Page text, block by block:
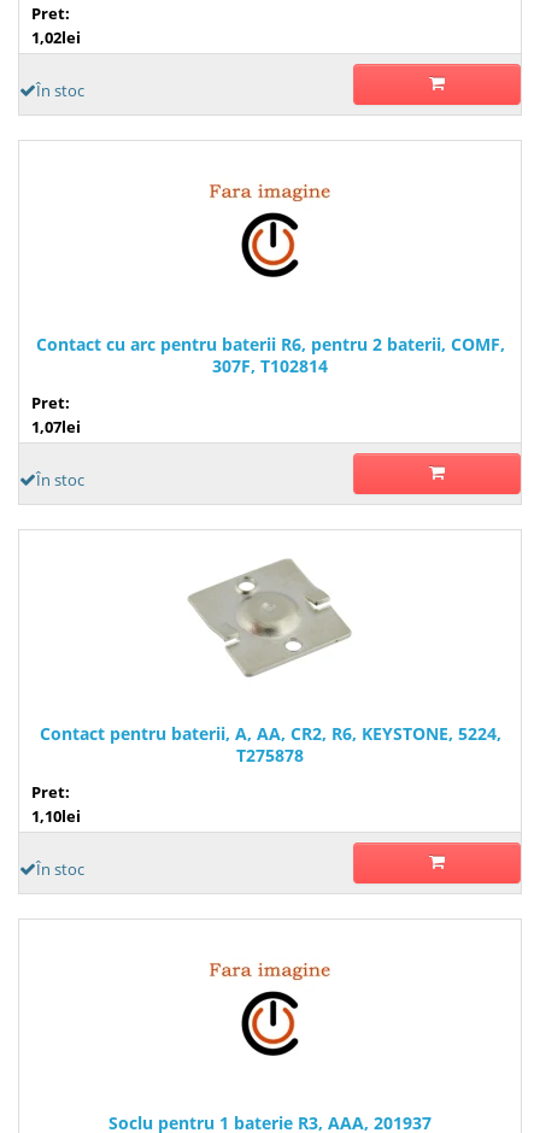
Pret:
1,02lei
În stoc
Contact cu arc pentru baterii R6, pentru 2 baterii, COMF,
307F, T102814
Pret:
1,07lei
În stoc
Contact pentru baterii, A, AA, CR2, R6, KEYSTONE, 5224,
T275878
Pret:
1,10lei
În stoc
Soclu pentru 1 baterie R3, AAA, 201937